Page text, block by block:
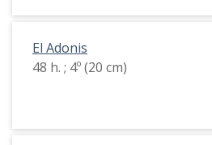
El Adonis
48 h. ; 4º (20 cm)